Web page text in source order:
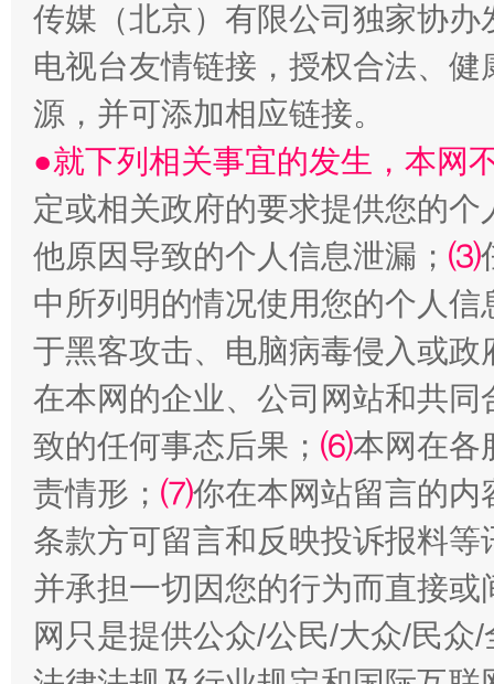
国家大学科技园优化重塑工作
扯下公款旅游的“隐身衣” 如何以
传媒（北京）有限公司独家协
电视台友情链接，授权合法、
源，并可添加相应链接。
●就下列相关事宜的发生，本网
定或相关政府的要求提供您的个
他原因导致的个人信息泄漏； ⑶
中所列明的情况使用您的个人
于黑客攻击、电脑病毒侵入或
在本网的企业、公司网站和共
致的任何事态后果； ⑹本网在各
责情形； ⑺你在本网站留言的内
条款方可留言和反映投诉报料
并承担一切因您的行为而直接
网只是提供公众/公民/大众/民